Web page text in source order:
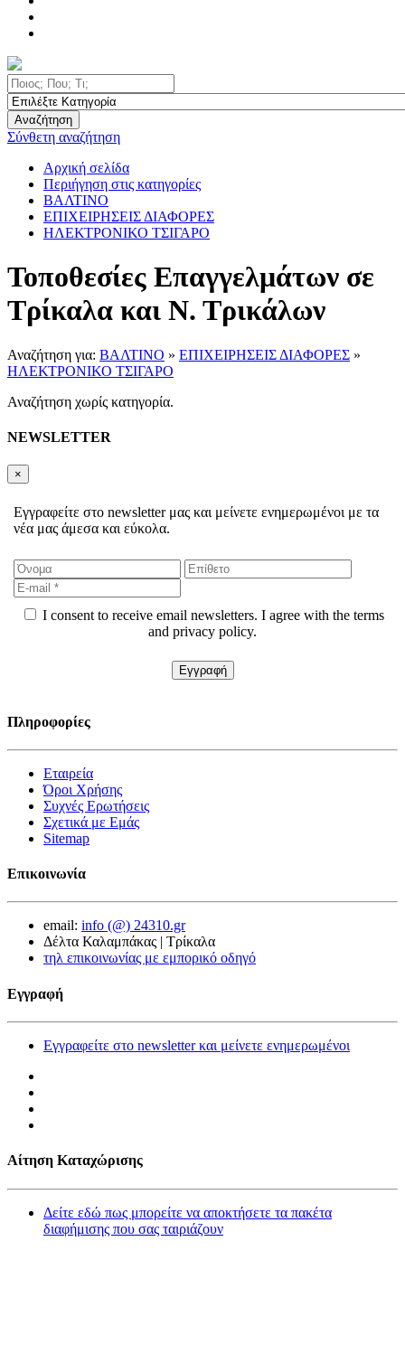
Αναζήτηση
Σύνθετη αναζήτηση
Αρχική σελίδα
Περιήγηση στις κατηγορίες
ΒΑΛΤΙΝΟ
ΕΠΙΧΕΙΡΗΣΕΙΣ ΔΙΑΦΟΡΕΣ
ΗΛΕΚΤΡΟΝΙΚΟ ΤΣΙΓΑΡΟ
Τοποθεσίες Επαγγελμάτων σε
Τρίκαλα και Ν. Τρικάλων
Αναζήτηση για: ΒΑΛΤΙΝΟ » ΕΠΙΧΕΙΡΗΣΕΙΣ ΔΙΑΦΟΡΕΣ »
ΗΛΕΚΤΡΟΝΙΚΟ ΤΣΙΓΑΡΟ
Αναζήτηση χωρίς κατηγορία.
NEWSLETTER
×
Εγγραφείτε στο newsletter μας και μείνετε ενημερωμένοι με τα
νέα μας άμεσα και εύκολα.
I consent to receive email newsletters. I agree with the terms
and privacy policy.
Πληροφορίες
Εταιρεία
Όροι Χρήσης
Συχνές Ερωτήσεις
Σχετικά με Εμάς
Sitemap
Επικοινωνία
email: info (@) 24310.gr
Δέλτα Καλαμπάκας | Τρίκαλα
τηλ επικοινωνίας με εμπορικό οδηγό
Εγγραφή
Εγγραφείτε στο newsletter και μείνετε ενημερωμένοι
Αίτηση Καταχώρισης
Δείτε εδώ πως μπορείτε να αποκτήσετε τα πακέτα
διαφήμισης που σας ταιριάζουν